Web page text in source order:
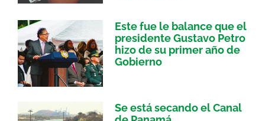
Este fue le balance que el
presidente Gustavo Petro
hizo de su primer año de
Gobierno
Se está secando el Canal